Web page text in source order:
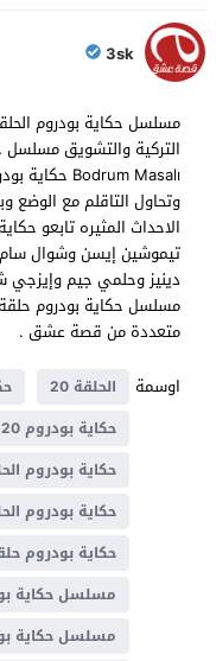
3sk
وتحاول التاقلم مع الوضع
تيموشين إيسن وشوال سام
دينيز وحلمي جيم وإيزجي
متعددة من قصة عشق .
اوسمة
الحلقة 20
حكاية بودروم 20 قصة عشق
حكاية بودروم
حكاية بودروم الحلقة
حكاية بودروم حلقة 20
مسلسل حكاية
مسلسل حكاية